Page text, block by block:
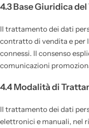
4.3 Base Giuridica
Il trattamento dei dati
contratto di vendita e per
connessi. Il consenso
comunicazioni
4.4 Modalità di
Il trattamento dei dati
elettronici e manuali, nel